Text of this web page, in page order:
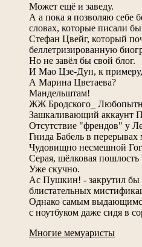
Может ещё и заведу.
А а пока я позволяю себе
словах, которые писали
Стефан Цвейг, который
беллетризированную
Но не завёл бы свой блог.
И Мао Цзе-Дун, к
А Марина Цветаева?
Мандельштам!
ЖЖ Бродского_
Зашкаливающий аккаунт
Отсутствие "френдов" у
Гнида Бабель в
Чудовищно несмешной
Серая, шёлковая пошлость
Уже скучно.
Ас Пушкин! - закрутил бы
блистательных
Однако самым
с ноутбуком даже сидя в
Многие мемуаристы